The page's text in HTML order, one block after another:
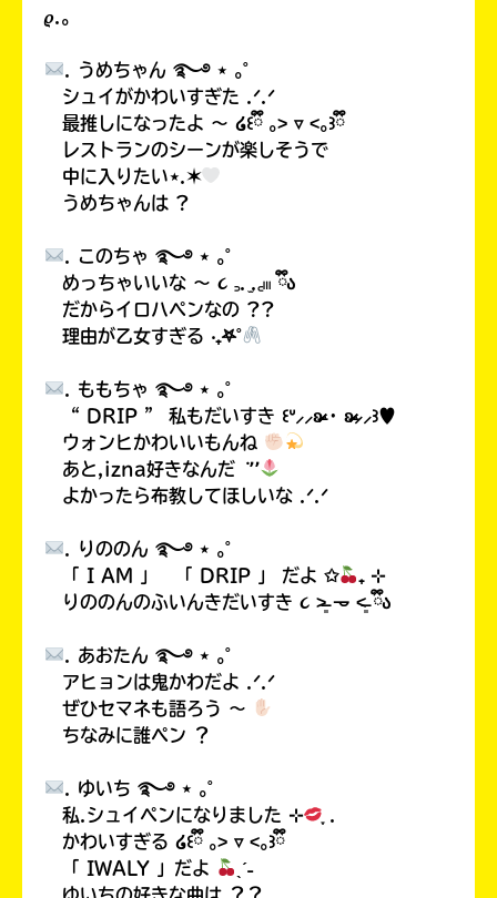
𝜚.｡
. うめちゃん ࿐࿔ ⋆ ｡˚
シュイがかわいすぎた .ᐟ.ᐟ
最推しになったよ 〜 ໒꒰ྀི ｡˃ ▿ ˂｡꒱ྀི
レストランのシーンが楽しそうで
中に入りたい⋆.✶
うめちゃんは ?
. このちゃ ࿐࿔ ⋆ ｡˚
めっちゃいいな 〜 ૮ ꜆. ̫.꜀𓏼 ྀིა
だからイロハペンなの ??
理由が乙女すぎる ‧₊𖤐˚
. ももちゃ ࿐࿔ ⋆ ｡˚
“ DRIP ” 私もだいすき ꒰ᐡ⸝⸝ʚ̴̶̷̷ · ʚ̴̶̷̷⸝⸝꒱♥
ウォンヒかわいいもんね
あと,izna好きなんだ ݁ ٬٬
よかったら布教してほしいな .ᐟ.ᐟ
. りののん ࿐࿔ ⋆ ｡˚
「 I AM 」 「 DRIP 」 だよ ✩
₊ ⊹
りののんのふいんきだいすき ૮ ˃̶͈ 𐃷 ˂̶͈ ྀིა
. あおたん ࿐࿔ ⋆ ｡˚
アヒョンは鬼かわだよ .ᐟ.ᐟ
ぜひセマネも語ろう 〜
ちなみに誰ペン ？
. ゆいち ࿐࿔ ⋆ ｡˚
私.シュイペンになりました ⊹
かわいすぎる ໒꒰ྀི ｡˃ ▿ ˂｡꒱ྀི
「 IWALY 」だよ
ˎˊ˗